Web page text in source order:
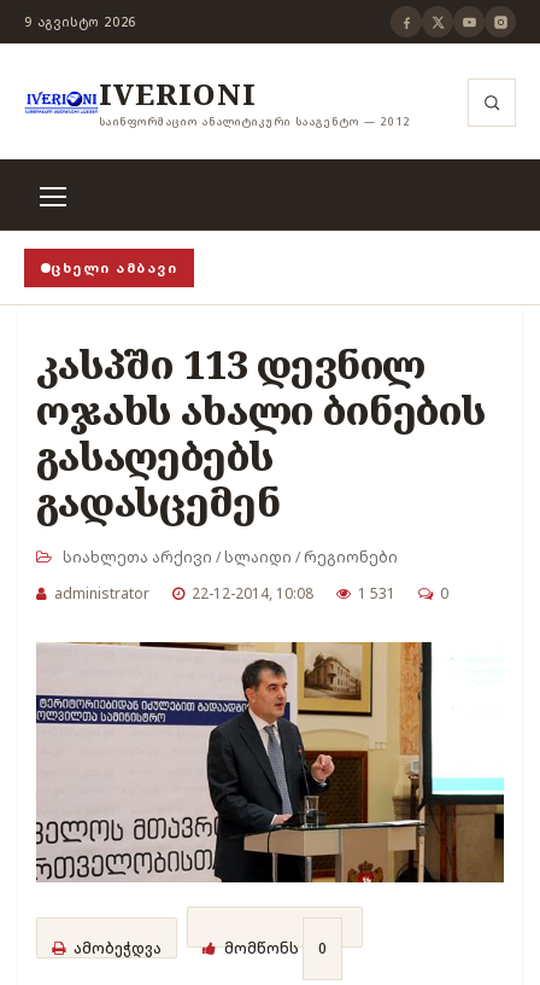
9 ᲐᲒᲕᲘᲡᲢᲝ 2026
IVERIONI
ᲡᲐᲘᲜᲤᲝᲠᲛᲐᲪᲘᲝ ᲐᲜᲐᲚᲘᲢᲘᲙᲣᲠᲘ ᲡᲐᲐᲒᲔᲜᲢᲝ — 2012
ᲪᲮᲔᲚᲘ ᲐᲛᲑᲐᲕᲘ
› როცა თვითცენზურის ჭანჭიკი მოშლილია,
კასპში 113 დევნილ
ოჯახს ახალი ბინების
გასაღებებს
გადასცემენ
სიახლეთა არქივი /სლაიდი /რეგიონები
administrator
22-12-2014, 10:08 1 531 0
ამობეჭდვა მომწონს 0